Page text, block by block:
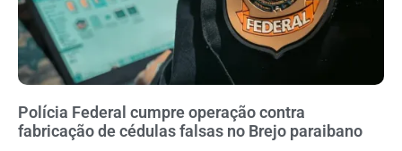
Polícia Federal cumpre operação contra
fabricação de cédulas falsas no Brejo paraibano